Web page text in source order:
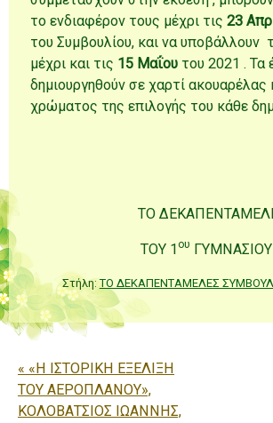
το ενδιαφέρον τους μέχρι τις23
του Συμβουλίου, και να υποβάλλουν
μέχρι και τις 15 Μαΐου του 2021 . Τα
δημιουργηθούν σε χαρτί ακουαρέλας
χρώματος της επιλογής του κάθε
ΤΟ
ΤΟΥ 1ου
Στήλη:ΤΟ ΔΕΚΑΠΕΝΤΑΜΕΛΕΣ
Πλοήγηση άρθρων
« «Η ΙΣΤΟΡΙΚΗ ΕΞΕΛΙΞΗ
ΤΟΥ ΑΕΡΟΠΛΑΝΟΥ»,
ΚΟΛΟΒΑΤΣΙΟΣ ΙΩΑΝΝΗΣ,